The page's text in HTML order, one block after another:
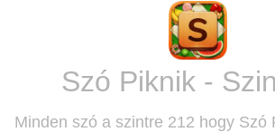
Szó Piknik -
Minden szó a szintre 212 hogy Szó